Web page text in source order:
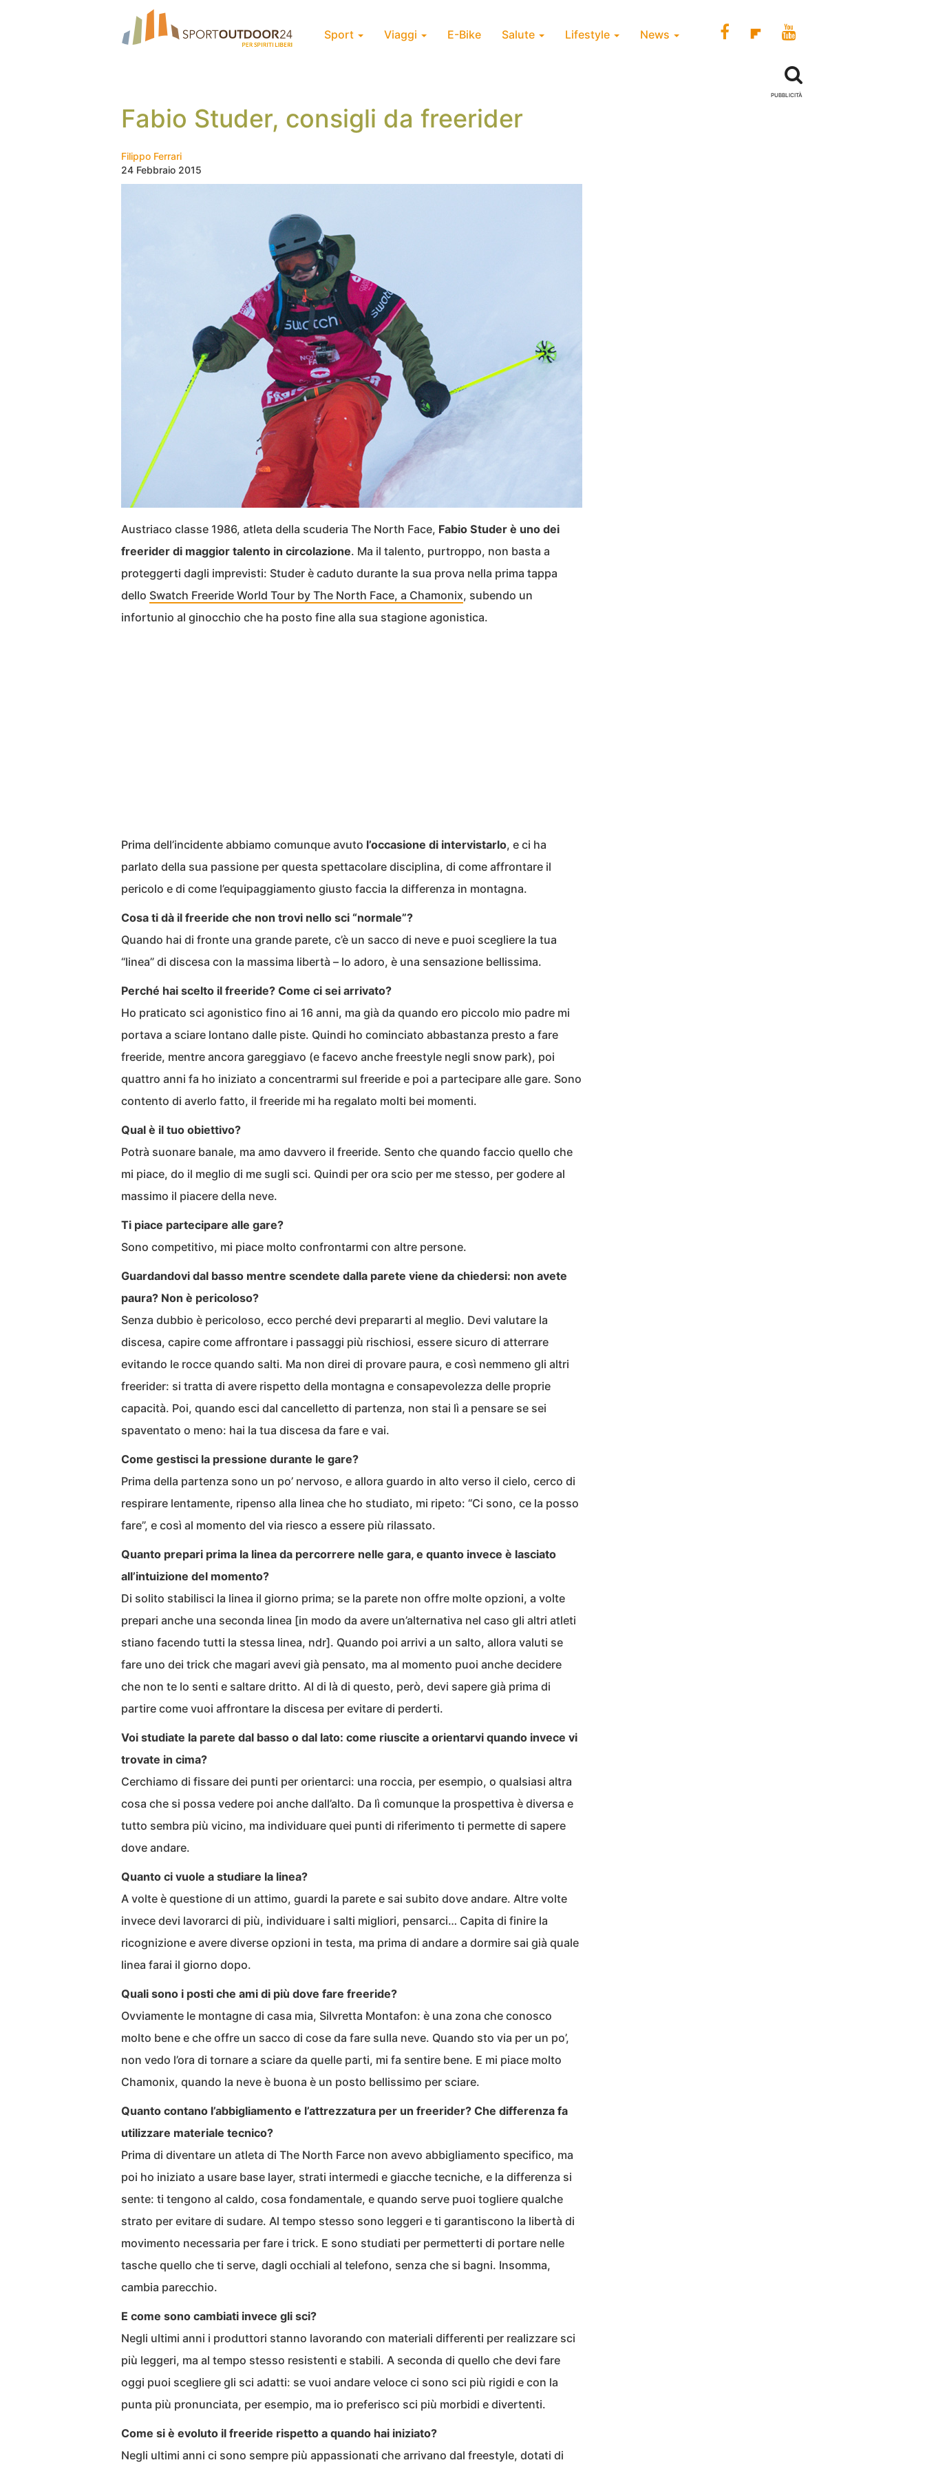
Sport Viaggi E-Bike Salute Lifestyle News
Fabio Studer, consigli da freerider
Filippo Ferrari
24 Febbraio 2015
Austriaco classe 1986, atleta della scuderia The North Face, Fabio Studer è uno dei
freerider di maggior talento in circolazione. Ma il talento, purtroppo, non basta a
proteggerti dagli imprevisti: Studer è caduto durante la sua prova nella prima tappa
dello Swatch Freeride World Tour by The North Face, a Chamonix, subendo un
infortunio al ginocchio che ha posto fine alla sua stagione agonistica.
Prima dell’incidente abbiamo comunque avuto l’occasione di intervistarlo, e ci ha
parlato della sua passione per questa spettacolare disciplina, di come affrontare il
pericolo e di come l’equipaggiamento giusto faccia la differenza in montagna.
Cosa ti dà il freeride che non trovi nello sci “normale”?
Quando hai di fronte una grande parete, c’è un sacco di neve e puoi scegliere la tua
“linea” di discesa con la massima libertà – lo adoro, è una sensazione bellissima.
Perché hai scelto il freeride? Come ci sei arrivato?
Ho praticato sci agonistico fino ai 16 anni, ma già da quando ero piccolo mio padre mi
portava a sciare lontano dalle piste. Quindi ho cominciato abbastanza presto a fare
freeride, mentre ancora gareggiavo (e facevo anche freestyle negli snow park), poi
quattro anni fa ho iniziato a concentrarmi sul freeride e poi a partecipare alle gare. Sono
contento di averlo fatto, il freeride mi ha regalato molti bei momenti.
Qual è il tuo obiettivo?
Potrà suonare banale, ma amo davvero il freeride. Sento che quando faccio quello che
mi piace, do il meglio di me sugli sci. Quindi per ora scio per me stesso, per godere al
massimo il piacere della neve.
Ti piace partecipare alle gare?
Sono competitivo, mi piace molto confrontarmi con altre persone.
Guardandovi dal basso mentre scendete dalla parete viene da chiedersi: non avete
paura? Non è pericoloso?
Senza dubbio è pericoloso, ecco perché devi prepararti al meglio. Devi valutare la
discesa, capire come affrontare i passaggi più rischiosi, essere sicuro di atterrare
evitando le rocce quando salti. Ma non direi di provare paura, e così nemmeno gli altri
freerider: si tratta di avere rispetto della montagna e consapevolezza delle proprie
capacità. Poi, quando esci dal cancelletto di partenza, non stai lì a pensare se sei
spaventato o meno: hai la tua discesa da fare e vai.
Come gestisci la pressione durante le gare?
Prima della partenza sono un po’ nervoso, e allora guardo in alto verso il cielo, cerco di
respirare lentamente, ripenso alla linea che ho studiato, mi ripeto: “Ci sono, ce la posso
fare”, e così al momento del via riesco a essere più rilassato.
Quanto prepari prima la linea da percorrere nelle gara, e quanto invece è lasciato
all’intuizione del momento?
Di solito stabilisci la linea il giorno prima; se la parete non offre molte opzioni, a volte
prepari anche una seconda linea [in modo da avere un’alternativa nel caso gli altri atleti
stiano facendo tutti la stessa linea, ndr]. Quando poi arrivi a un salto, allora valuti se
fare uno dei trick che magari avevi già pensato, ma al momento puoi anche decidere
che non te lo senti e saltare dritto. Al di là di questo, però, devi sapere già prima di
partire come vuoi affrontare la discesa per evitare di perderti.
Voi studiate la parete dal basso o dal lato: come riuscite a orientarvi quando invece vi
trovate in cima?
Cerchiamo di fissare dei punti per orientarci: una roccia, per esempio, o qualsiasi altra
cosa che si possa vedere poi anche dall’alto. Da lì comunque la prospettiva è diversa e
tutto sembra più vicino, ma individuare quei punti di riferimento ti permette di sapere
dove andare.
Quanto ci vuole a studiare la linea?
A volte è questione di un attimo, guardi la parete e sai subito dove andare. Altre volte
invece devi lavorarci di più, individuare i salti migliori, pensarci… Capita di finire la
ricognizione e avere diverse opzioni in testa, ma prima di andare a dormire sai già quale
linea farai il giorno dopo.
Quali sono i posti che ami di più dove fare freeride?
Ovviamente le montagne di casa mia, Silvretta Montafon: è una zona che conosco
molto bene e che offre un sacco di cose da fare sulla neve. Quando sto via per un po’,
non vedo l’ora di tornare a sciare da quelle parti, mi fa sentire bene. E mi piace molto
Chamonix, quando la neve è buona è un posto bellissimo per sciare.
Quanto contano l’abbigliamento e l’attrezzatura per un freerider? Che differenza fa
utilizzare materiale tecnico?
Prima di diventare un atleta di The North Farce non avevo abbigliamento specifico, ma
poi ho iniziato a usare base layer, strati intermedi e giacche tecniche, e la differenza si
sente: ti tengono al caldo, cosa fondamentale, e quando serve puoi togliere qualche
strato per evitare di sudare. Al tempo stesso sono leggeri e ti garantiscono la libertà di
movimento necessaria per fare i trick. E sono studiati per permetterti di portare nelle
tasche quello che ti serve, dagli occhiali al telefono, senza che si bagni. Insomma,
cambia parecchio.
E come sono cambiati invece gli sci?
Negli ultimi anni i produttori stanno lavorando con materiali differenti per realizzare sci
più leggeri, ma al tempo stesso resistenti e stabili. A seconda di quello che devi fare
oggi puoi scegliere gli sci adatti: se vuoi andare veloce ci sono sci più rigidi e con la
punta più pronunciata, per esempio, ma io preferisco sci più morbidi e divertenti.
Come si è evoluto il freeride rispetto a quando hai iniziato?
Negli ultimi anni ci sono sempre più appassionati che arrivano dal freestyle, dotati di
PUBBLICITÀ